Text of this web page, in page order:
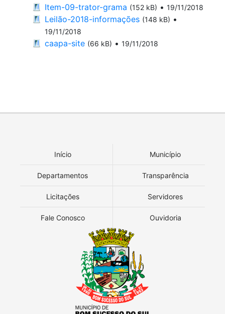
Item-09-trator-grama (152 kB) • 19/11/2018
Leilão-2018-informações (148 kB) •
19/11/2018
caapa-site (66 kB) • 19/11/2018
Início Município
Departamentos Transparência
Licitações Servidores
Fale Conosco Ouvidoria